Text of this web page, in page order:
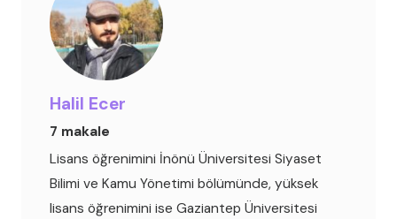
Halil Ecer
7 makale
Lisans öğrenimini İnönü Üniversitesi Siyaset
Bilimi ve Kamu Yönetimi bölümünde, yüksek
lisans öğrenimini ise Gaziantep Üniversitesi